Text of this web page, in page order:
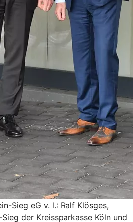
Sieg eG v. l.: Ralf Klösges,
der Kreissparkasse Köln und